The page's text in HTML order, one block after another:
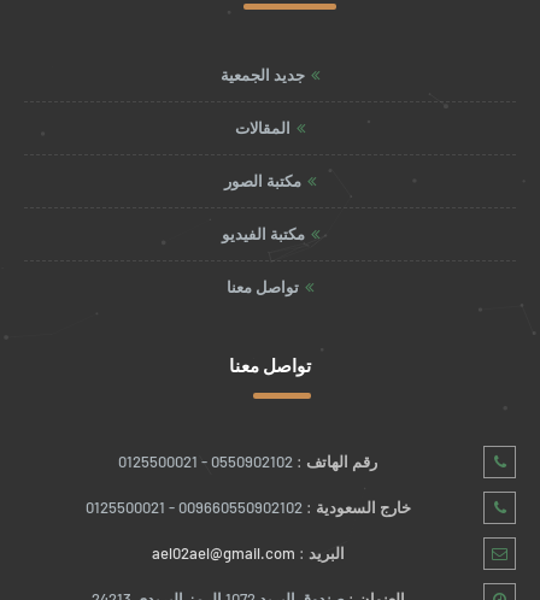
جديد الجمعية
المقالات
مكتبة الصور
مكتبة الفيديو
تواصل معنا
تواصل معنا
رقم الهاتف : 0550902102 - 0125500021
خارج السعودية : 009660550902102 - 0125500021
البريد : ael02ael@gmail.com